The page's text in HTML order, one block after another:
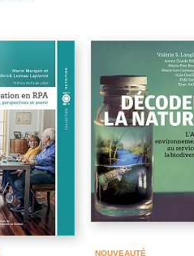
NOUVEAUTÉ